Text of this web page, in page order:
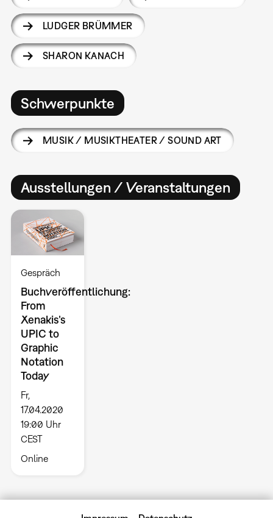
LUDGER BRÜMMER
SHARON KANACH
Schwerpunkte
MUSIK / MUSIKTHEATER / SOUND ART
Ausstellungen / Veranstaltungen
Gespräch
Buchveröffentlichung:
From
Xenakis’s
UPIC to
Graphic
Notation
Today
Fr,
17.04.2020
19:00 Uhr
CEST
Online